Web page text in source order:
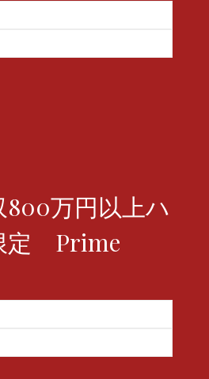
800万円以上ハ
定 Prime